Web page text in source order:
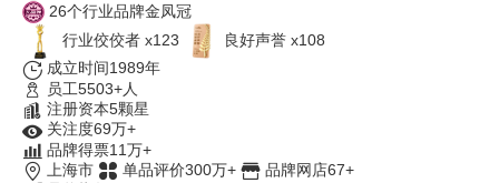
26个行业品牌金凤冠
行业佼佼者 x123
良好声誉 x108
成立时间1989年
员工5503+人
注册资本5颗星
关注度69万+
品牌得票11万+
上海市
单品评价300万+
品牌网店67+